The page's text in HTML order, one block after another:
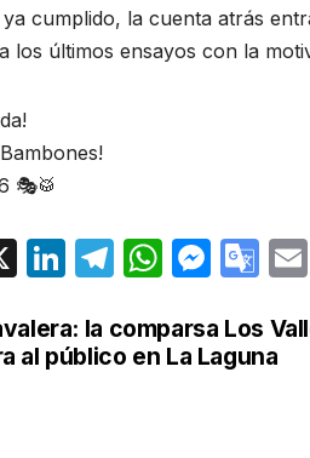
cumplido, la cuenta atrás
los últimos ensayos con la
🎭🥁
X
Li
k
e
T
e
gr
W
at
s
M
s
s
G
o
gl
la comparsa Los
al público en La Laguna